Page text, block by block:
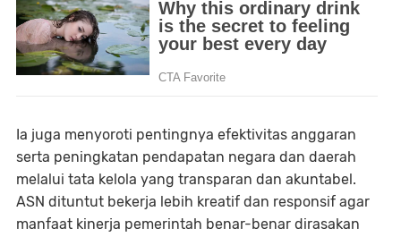
Ia juga menyoroti pentingnya efektivitas anggaran
serta peningkatan pendapatan negara dan daerah
melalui tata kelola yang transparan dan akuntabel.
ASN dituntut bekerja lebih kreatif dan responsif agar
manfaat kinerja pemerintah benar-benar dirasakan